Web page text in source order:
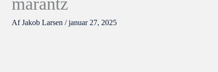
AfJakob Larsen /januar 27, 2025